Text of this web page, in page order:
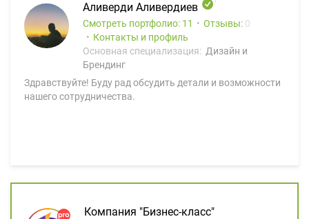
Аливерди Аливердиев
Смотреть портфолио: 11 Отзывы: 0
Контакты и профиль
Основная специализация: Дизайн и
Брендинг
Здравствуйте! Буду рад обсудить детали и возможности
нашего сотрудничества.
Компания "Бизнес-класс"